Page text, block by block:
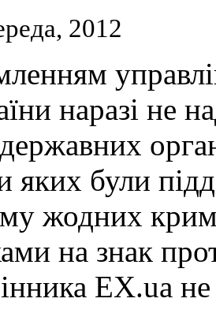
2012
наразі не
яких були
жодних
на знак
EX.ua